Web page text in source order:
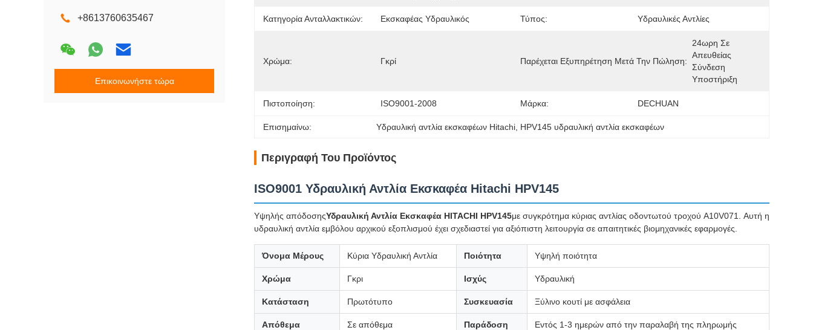
+8613760635467
Επικοινωνήστε τώρα
Κατηγορία Ανταλλακτικών: Εκσκαφέας Υδραυλικός Τύπος: Υδραυλικές Αντλίες
Χρώμα: Γκρί Παρέχεται Εξυπηρέτηση Μετά Την Πώληση:
24ωρη Σε
Απευθείας
Σύνδεση
Υποστήριξη
Πιστοποίηση: ISO9001-2008 Μάρκα: DECHUAN
Επισημαίνω: Υδραυλική αντλία εκσκαφέων Hitachi HPV145 υδραυλική αντλία εκσκαφέων
Περιγραφή Του Προϊόντος
ISO9001 Υδραυλική Αντλία Εκσκαφέα Hitachi HPV145
Υψηλής απόδοσηςΥδραυλική Αντλία Εκσκαφέα HITACHI HPV145με συγκρότημα κύριας αντλίας οδοντωτού τροχού A10V071. Αυτή η
υδραυλική αντλία εμβόλου αρχικού εξοπλισμού έχει σχεδιαστεί για αξιόπιστη λειτουργία σε απαιτητικές βιομηχανικές εφαρμογές.
Όνομα Μέρους Κύρια Υδραυλική Αντλία Ποιότητα Υψηλή ποιότητα
Χρώμα Γκρι Ισχύς Υδραυλική
Κατάσταση Πρωτότυπο Συσκευασία Ξύλινο κουτί με ασφάλεια
Απόθεμα Σε απόθεμα Παράδοση Εντός 1-3 ημερών από την παραλαβή της πληρωμής